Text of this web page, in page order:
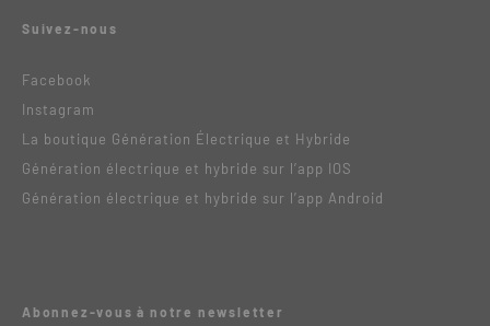
Suivez-nous
Facebook
Instagram
La boutique Génération Électrique et Hybride
Génération électrique et hybride sur l’app IOS
Génération électrique et hybride sur l’app Android
Abonnez-vous à notre newsletter